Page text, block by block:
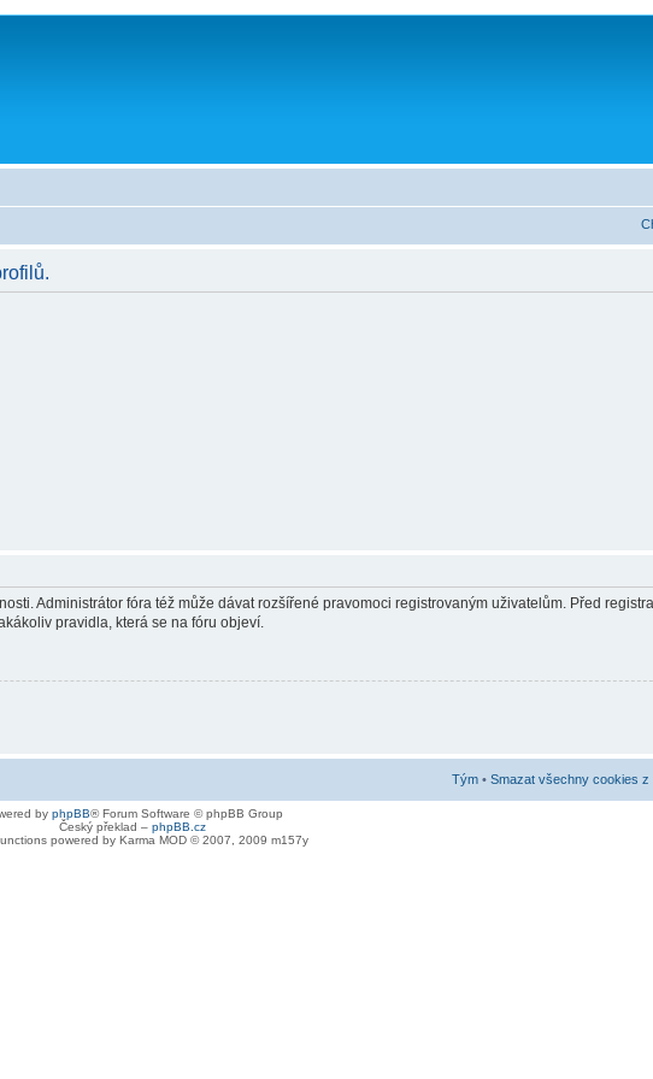
Administrátor fóra též může dávat rozšířené pravomoci registrovaným uživatelům. Před
pravidla, která se na fóru objeví.
Tým • Smazat všechny cookies z
by phpBB® Forum Software © phpBB Group
Český překlad – phpBB.cz
powered by Karma MOD © 2007, 2009 m157y